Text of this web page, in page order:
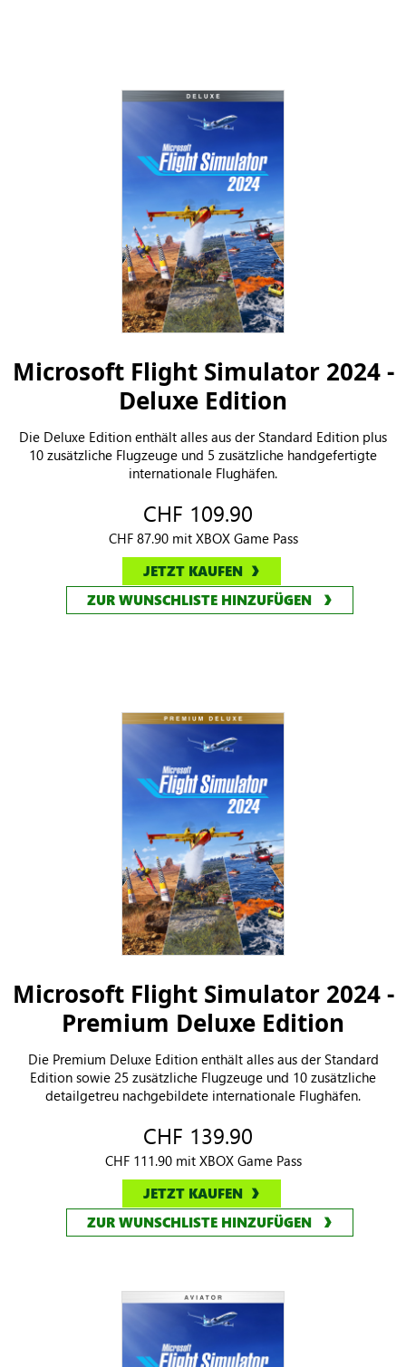
Microsoft Flight Simulator 2024 -
Deluxe Edition
Die Deluxe Edition enthält alles aus der Standard Edition plus
10 zusätzliche Flugzeuge und 5 zusätzliche handgefertigte
internationale Flughäfen.
CHF 109.90
CHF 87.90 mit XBOX Game Pass
JETZT KAUFEN
Microsoft Flight Simulator 2024 -
Premium Deluxe Edition
Die Premium Deluxe Edition enthält alles aus der Standard
Edition sowie 25 zusätzliche Flugzeuge und 10 zusätzliche
CHF 139.90
CHF 111.90 mit XBOX Game Pass
JETZT KAUFEN